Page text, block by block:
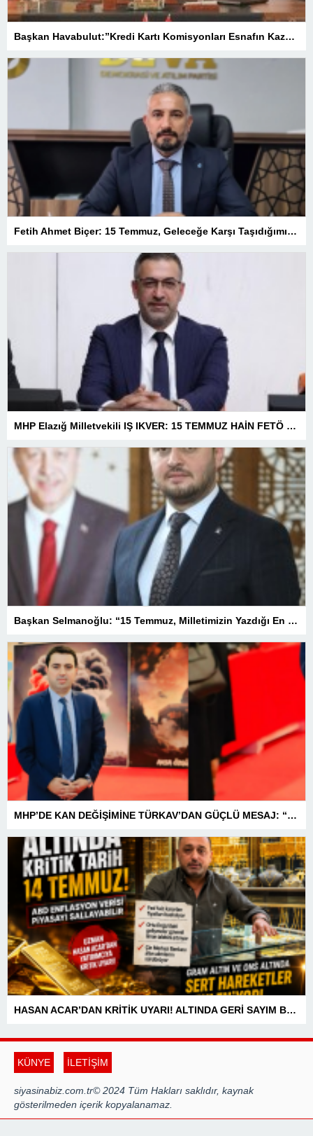
Başkan Havabulut:”Kredi Kartı Komisyonları Esnafın Kazancını Eritiyor”
Fetih Ahmet Biçer: 15 Temmuz, Geleceğe Karşı Taşıdığımız Sorumluluğu Hatırlatan Bir Milattır
MHP Elazığ Milletvekili IŞ IKVER: 15 TEMMUZ HAİN FETÖ KALKIŞMASI TÜRKİYE’Yİ İŞGAL GİRİŞİMİDİR
Başkan Selmanoğlu: “15 Temmuz, Milletimizin Yazdığı En Büyük Demokrasi Destanlarından Biridir”
MHP’DE KAN DEĞİŞİMİNE TÜRKAV’DAN GÜÇLÜ MESAJ: “BİRLİK VE BERABERLİKLE DAHA GÜÇLÜYÜZ”
HASAN ACAR’DAN KRİTİK UYARI! ALTINDA GERİ SAYIM BAŞLADI! 14 TEMMUZ’DAKİ VERİ PİYASALARIN YÖNÜNÜ BELİRLEYECEK
KÜNYE İLETİŞİM
siyasinabiz.com.tr© 2024 Tüm Hakları saklıdır, kaynak
gösterilmeden içerik kopyalanamaz.